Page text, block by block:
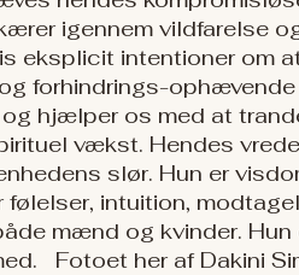
igennem vildfarelse
eksplicit intentioner om
forhindrings-ophævende
hjælper os med at
vækst. Hendes
slør. Hun er
intuition,
mænd og kvinder.
Fotoet her af Dakini